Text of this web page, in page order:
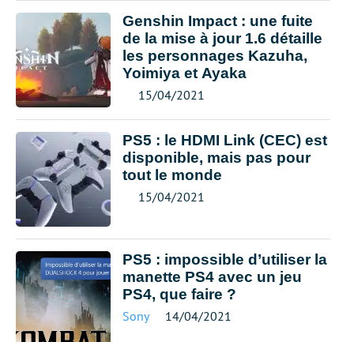
Genshin Impact : une fuite
de la mise à jour 1.6 détaille
les personnages Kazuha,
Yoimiya et Ayaka
15/04/2021
PS5 : le HDMI Link (CEC) est
disponible, mais pas pour
tout le monde
15/04/2021
PS5 : impossible d’utiliser la
manette PS4 avec un jeu
PS4, que faire ?
Sony 14/04/2021